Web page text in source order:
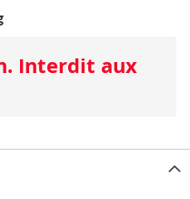
Interdit aux